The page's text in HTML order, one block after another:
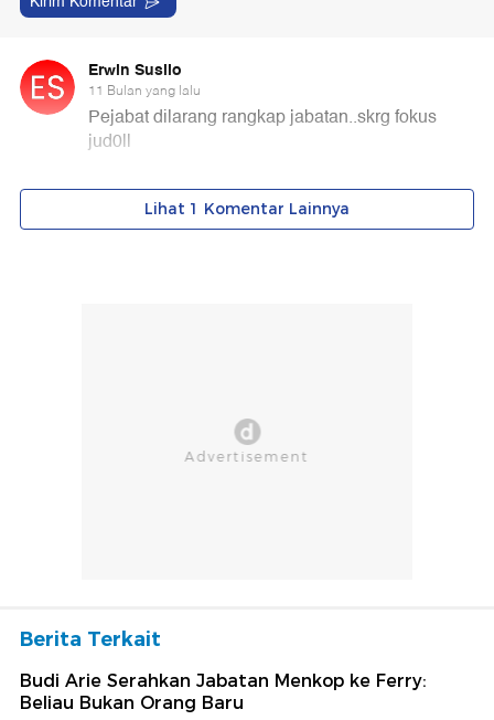
Berita Terkait
Budi Arie Serahkan Jabatan Menkop ke Ferry:
Beliau Bukan Orang Baru